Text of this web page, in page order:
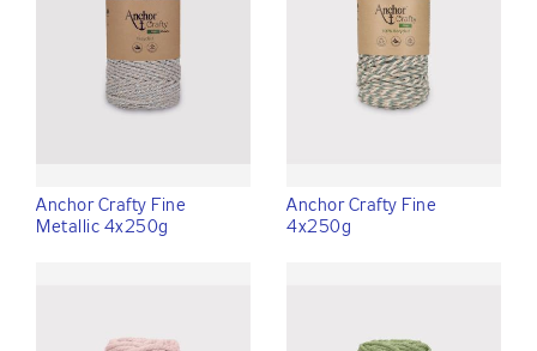
Anchor Crafty Fine
Metallic 4x250g
Anchor Crafty Fine
4x250g